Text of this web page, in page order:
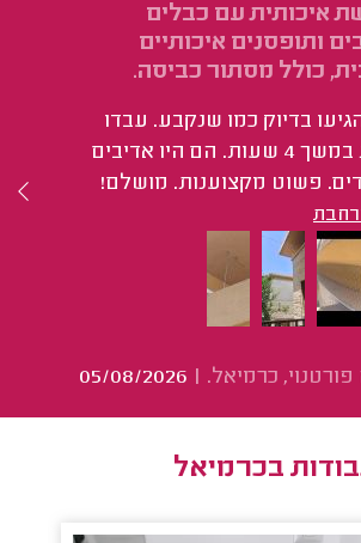
איכותית עם כבלים
ותופסנים איכותיים
כולל מסתור כביסה.
בדיוק כמו שנקבע. עבדו
במקצועיות במשך 4 שעות. הם היו אדיבים
פשוט מקצוענות. מושלם!
פורטנוי, כרמיאל. 05/08/2026
בכרמיאל